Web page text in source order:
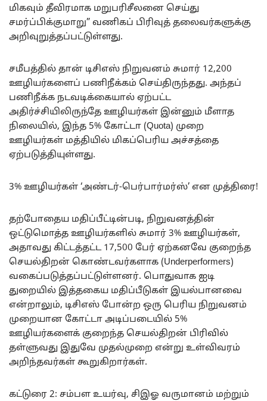
மிகவும் தீவிரமாக மறுபரிசீலனை செய்து
சமர்ப்பிக்குமாறு” வணிகப் பிரிவுத் தலைவர்களுக்கு
அறிவுறுத்தப்பட்டுள்ளது.
சமீபத்தில் தான் டிசிஎஸ் நிறுவனம் சுமார் 12,200
ஊழியர்களைப் பணிநீக்கம் செய்திருந்தது. அந்தப்
பணிநீக்க நடவடிக்கையால் ஏற்பட்ட
அதிர்ச்சியிலிருந்தே ஊழியர்கள் இன்னும் மீளாத
நிலையில், இந்த 5% கோட்டா (Quota) முறை
ஊழியர்கள் மத்தியில் மிகப்பெரிய அச்சத்தை
ஏற்படுத்தியுள்ளது.
3% ஊழியர்கள் ‘அண்டர்-பெர்பார்மர்ஸ்’ என முத்திரை!
தற்போதைய மதிப்பீட்டின்படி, நிறுவனத்தின்
ஒட்டுமொத்த ஊழியர்களில் சுமார் 3% ஊழியர்கள்,
அதாவது கிட்டத்தட்ட 17,500 பேர் ஏற்கனவே குறைந்த
செயல்திறன் கொண்டவர்களாக (Underperformers)
வகைப்படுத்தப்பட்டுள்ளனர். பொதுவாக ஐடி
துறையில் இத்தகைய மதிப்பீடுகள் இயல்பானவை
என்றாலும், டிசிஎஸ் போன்ற ஒரு பெரிய நிறுவனம்
முறையான கோட்டா அடிப்படையில் 5%
ஊழியர்களைக் குறைந்த செயல்திறன் பிரிவில்
தள்ளுவது இதுவே முதல்முறை என்று உள்விவரம்
அறிந்தவர்கள் கூறுகிறார்கள்.
கட்டுரை 2: சம்பள உயர்வு, சிஇஓ வருமானம் மற்றும்